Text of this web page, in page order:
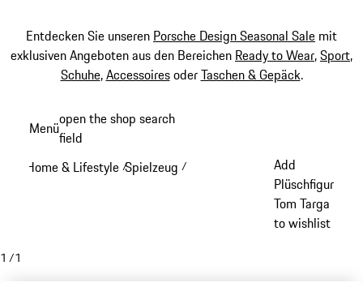
Entdecken Sie unseren Porsche Design Seasonal Sale mit
exklusiven Angeboten aus den Bereichen Ready to Wear,Sport,
Schuhe,AccessoiresoderTaschen & Gepäck.
Hauptinhalt
Menüopen the shop search
field
Home & Lifestyle /Spielzeug /
Add
Plüschfigur
Tom Targa
to wishlist
1 /1